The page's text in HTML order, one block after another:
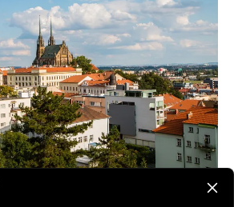
из постсоветских